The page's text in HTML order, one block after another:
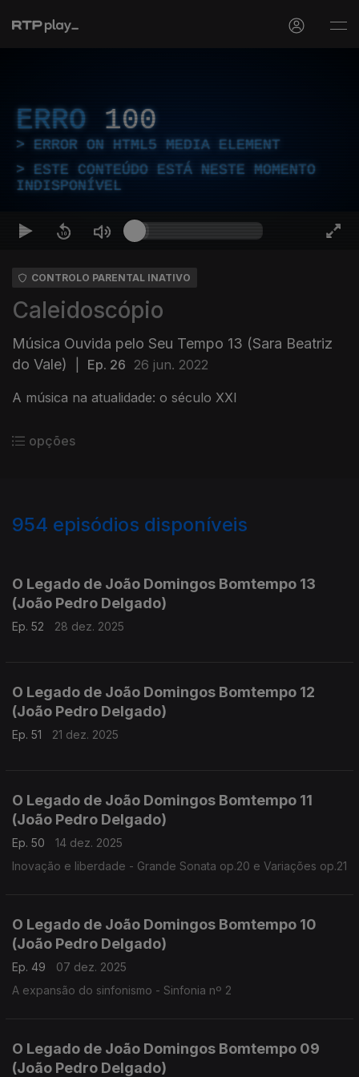
ERRO 100
ERROR ON HTML5 MEDIA ELEMENT
ESTE CONTEÚDO ESTÁ NESTE MOMENTO
INDISPONÍVEL
CONTROLO PARENTAL INATIVO
Caleidoscópio
Música Ouvida pelo Seu Tempo 13 (Sara Beatriz
do Vale)
Ep. 26 26 jun. 2022
A música na atualidade: o século XXI
opções
954 episódios disponíveis
O Legado de João Domingos Bomtempo 13
(João Pedro Delgado)
Ep. 52 28 dez. 2025
O Legado de João Domingos Bomtempo 12
(João Pedro Delgado)
Ep. 51 21 dez. 2025
O Legado de João Domingos Bomtempo 11
(João Pedro Delgado)
Ep. 50
14 dez. 2025
Inovação e liberdade - Grande Sonata op.20 e Variações op.21
O Legado de João Domingos Bomtempo 10
(João Pedro Delgado)
Ep. 49
07 dez. 2025
A expansão do sinfonismo - Sinfonia nº 2
O Legado de João Domingos Bomtempo 09
(João Pedro Delgado)